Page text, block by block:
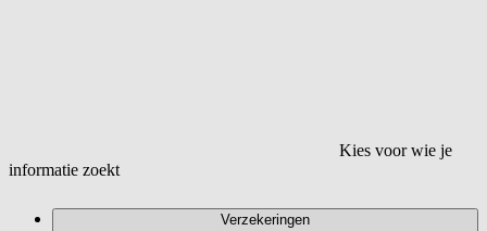
Kies voor wie je
informatie zoekt
Verzekeringen